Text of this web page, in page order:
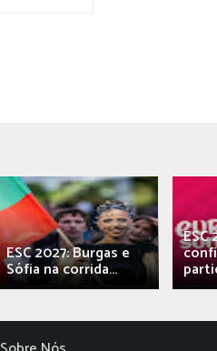
ESC 2027: Burgas e
Sófia na corrida...
ESC